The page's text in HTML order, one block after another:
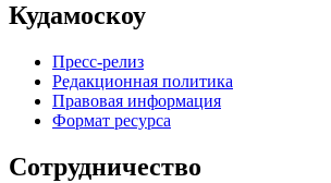
Кудамоскоу
Пресс-релиз
Редакционная политика
Правовая информация
Формат ресурса
Сотрудничество